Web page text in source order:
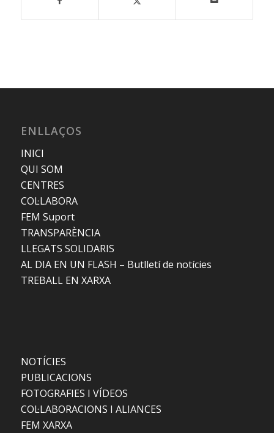
ENLLAÇOS
INICI
QUI SOM
CENTRES
COL·LABORA
FEM Suport
TRANSPARÈNCIA
LLEGATS SOLIDARIS
AL DIA EN UN FLASH – Butlletí de notícies
TREBALL EN XARXA
NOTÍCIES
PUBLICACIONS
FOTOGRAFIES I VÍDEOS
COL·LABORACIONS I ALIANCES
FEM XARXA